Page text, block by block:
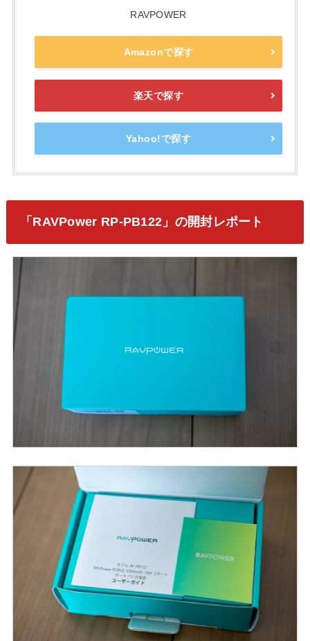
RAVPOWER
Amazonで探す
楽天で探す
Yahoo!で探す
「RAVPower RP-PB122」の開封レポート